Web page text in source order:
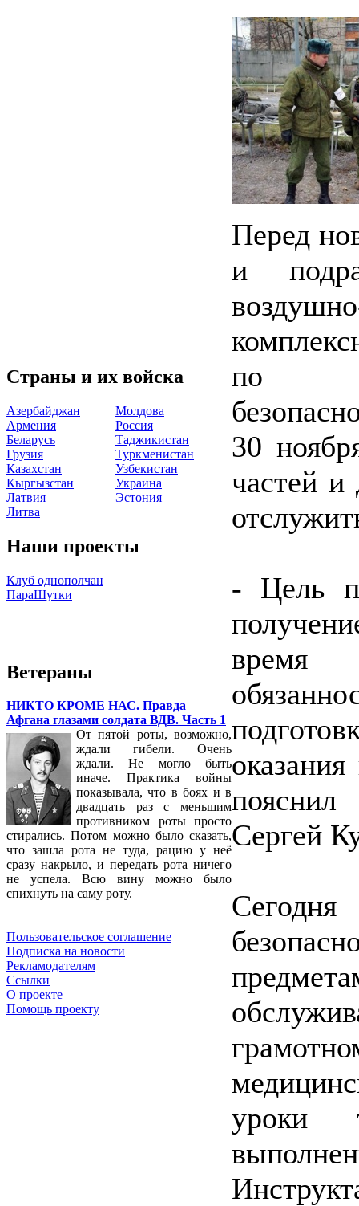
Страны и их войска
Азербайджан
Армения
Беларусь
Грузия
Казахстан
Кыргызстан
Латвия
Литва
Молдова
Россия
Таджикистан
Туркменистан
Узбекистан
Украина
Эстония
Наши проекты
Клуб однополчан
ПараШутки
Ветераны
НИКТО КРОМЕ НАС. Правда
Афгана глазами солдата ВДВ. Часть 1
От пятой роты, возможно,
ждали гибели. Очень
ждали. Не могло быть
иначе. Практика войны
показывала, что в боях и в
двадцать раз с меньшим
противником роты просто
стирались. Потом можно было сказать,
что зашла рота не туда, рацию у неё
сразу накрыло, и передать рота ничего
не успела. Всю вину можно было
спихнуть на саму роту.
Пользовательское соглашение
Подписка на новости
Рекламодателям
Ссылки
О проекте
Помощь проекту
Перед
и
по
30
частей и
- Цель
время
пояснил
Сергей
уроки